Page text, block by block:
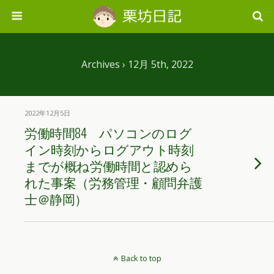
Archives › 12月 5th, 2022
2022年12月5日
労働時間84 パソコンのログ
イン時刻からログアウト時刻
までが概ね労働時間と認めら
れた事案（労務管理・顧問弁護
士＠静岡）
Back to top